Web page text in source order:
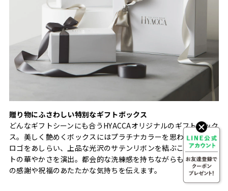
贈り物にふさわしい特別なギフトボックス
どんなギフトシーンにも合うHYACCAオリジナルのギフトボック
ス。美しく艶めくボックスにはプラチナカラーを思わせる箔の
ロゴをあしらい、上品な光沢のサテンリボンを結ぶことでギフ
トの華やかさを演出。都会的な洗練感を持ちながらも、相手へ
の感謝や祝福のあたたかな気持ちを伝えます。